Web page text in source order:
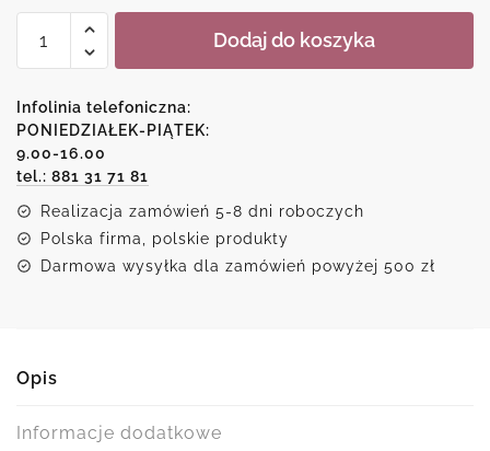
Fototapeta
z
brzozowym
lasem
Dodaj do koszyka
Infolinia telefoniczna:
PONIEDZIAŁEK-PIĄTEK:
9.00-16.00
tel.: 881 31 71 81
Realizacja zamówień 5-8 dni roboczych
Polska firma, polskie produkty
Darmowa wysyłka dla zamówień powyżej 500 zł
Opis
Informacje dodatkowe